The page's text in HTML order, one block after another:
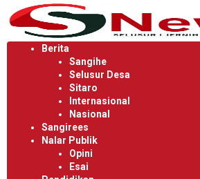
Langsung
ke
konten
Berita
Sangihe
Selusur Desa
Sitaro
Internasional
Nasional
Sangirees
Nalar Publik
Opini
Esai